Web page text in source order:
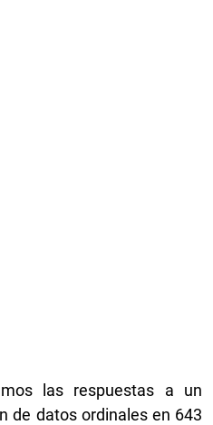
las respuestas a un
de datos ordinales en 643